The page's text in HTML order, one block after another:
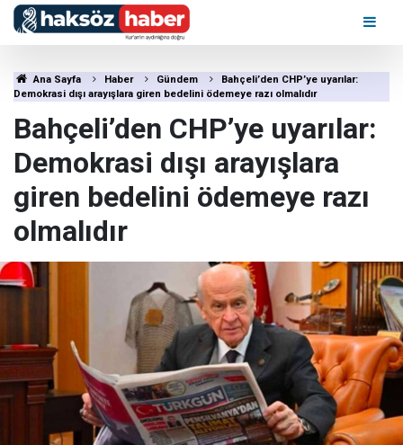
Ana Sayfa Haber Gündem
Bahçeli’den CHP’ye uyarılar:
Demokrasi dışı arayışlara giren bedelini ödemeye razı olmalıdır
Bahçeli’den CHP’ye uyarılar:
Demokrasi dışı arayışlara
giren bedelini ödemeye razı
olmalıdır